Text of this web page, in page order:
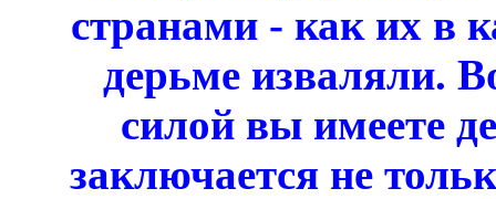
странами - как их в
дерьме изваляли.
силой вы имеете
заключается не